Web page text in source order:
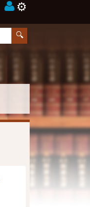
⚙️